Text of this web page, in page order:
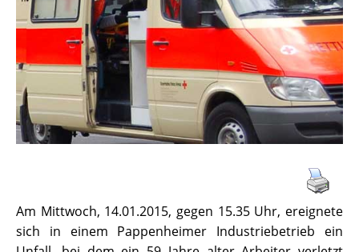
Am Mittwoch, 14.01.2015, gegen 15.35 Uhr, ereignete
sich in einem Pappenheimer Industriebetrieb ein